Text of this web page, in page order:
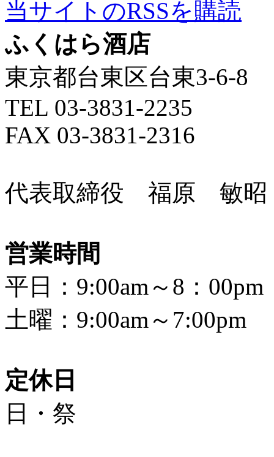
当サイトのRSSを購読
ふくはら酒店
東京都台東区台東3-6-8
TEL 03-3831-2235
FAX 03-3831-2316
代表取締役 福原 敏
営業時間
平日：9:00am～8：00pm
土曜：9:00am～7:00pm
定休日
日・祭